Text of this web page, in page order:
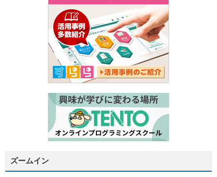
ズームイン